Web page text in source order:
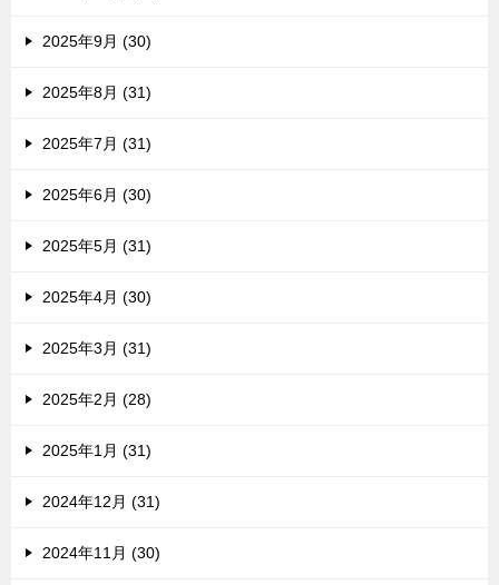
2025年9月 (30)
2025年8月 (31)
2025年7月 (31)
2025年6月 (30)
2025年5月 (31)
2025年4月 (30)
2025年3月 (31)
2025年2月 (28)
2025年1月 (31)
2024年12月 (31)
2024年11月 (30)